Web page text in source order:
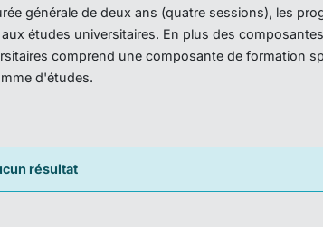
générale de deux ans (quatre sessions), les
aux études universitaires. En plus des
comprend une composante de formation
d'études.
résultat